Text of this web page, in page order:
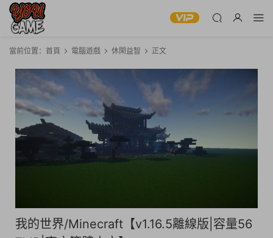
當前位置： 首頁 電腦遊戲 休閑益智 正文
我的世界/Minecraft【v1.16.5離線版|容量56